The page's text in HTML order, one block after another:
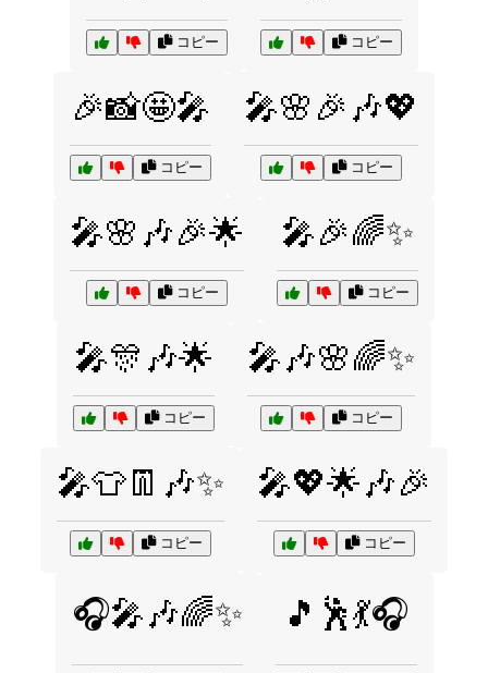
コピー コピー
🎉📸🤩🎤
コピー
🎤🌸🎉🎶💖
コピー
🎤🌸🎶🎉🌟
コピー
🎤🎉🌈✨
コピー
🎤🎊🎶🌟
コピー
🎤🎶🌸🌈✨
コピー
🎤👕👖🎶✨
コピー
🎤💖🌟🎶🎉
コピー
🎧🎤🎶🌈✨ 🎵🕺💃🎧